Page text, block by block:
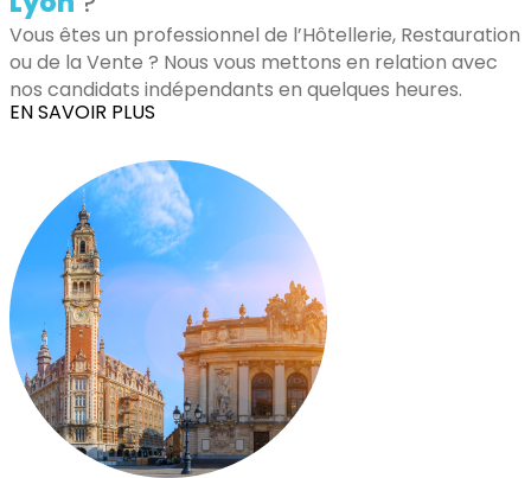
Vous êtes un professionnel de l’Hôtellerie, Restauration
ou de la Vente ? Nous vous mettons en relation avec
nos candidats indépendants en quelques heures.
EN SAVOIR PLUS